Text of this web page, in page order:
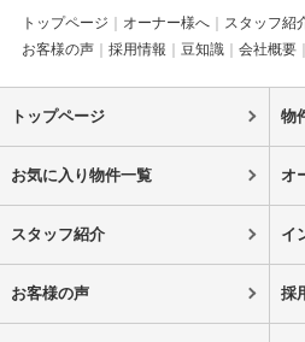
トップページ オーナー様へ スタッフ紹
お客様の声
採用情報 豆知識 会社概要
トップページ 物
お気に入り物件一覧 オ
スタッフ紹介 イ
お客様の声 採